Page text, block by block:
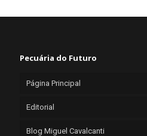
Pecuária do Futuro
Página Principal
Editorial
Blog Miguel Cavalcanti